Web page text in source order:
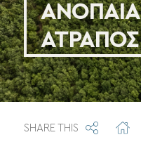
ΑΝΟΠΑΙΑ
ΑΤΡΑΠΟΣ
SHARE THIS